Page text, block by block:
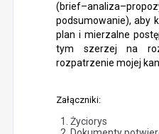
podsumowanie), aby
plan i mierzalne
tym szerzej na
rozpatrzenie mojej
Załączniki:
Życiorys